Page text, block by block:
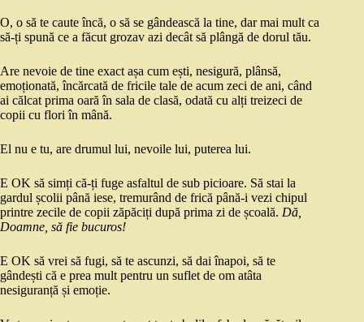
O, o să te caute încă, o să se gândească la tine, dar mai mult ca
să-ți spună ce a făcut grozav azi decât să plângă de dorul tău.
Are nevoie de tine exact așa cum ești, nesigură, plânsă,
emoționată, încărcată de fricile tale de acum zeci de ani, când
ai călcat prima oară în sala de clasă, odată cu alți treizeci de
copii cu flori în mână.
El nu e tu, are drumul lui, nevoile lui, puterea lui.
E OK să simți că-ți fuge asfaltul de sub picioare. Să stai la
gardul școlii până iese, tremurând de frică până-i vezi chipul
printre zecile de copii zăpăciți după prima zi de școală. Dă,
Doamne, să fie bucuros!
E OK să vrei să fugi, să te ascunzi, să dai înapoi, să te
gândești că e prea mult pentru un suflet de om atâta
nesiguranță și emoție.